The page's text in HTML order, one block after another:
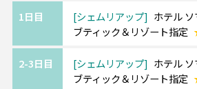
■ホテル ソマデヴィ ア
木材を上手く組み合わ
象的な5ッ星ホテル。
1日目 シェムリアップ
ホテル
ブティック＆リゾート指定
2-3日目 シェムリアップ
ホテル
ブティック＆リゾート指定